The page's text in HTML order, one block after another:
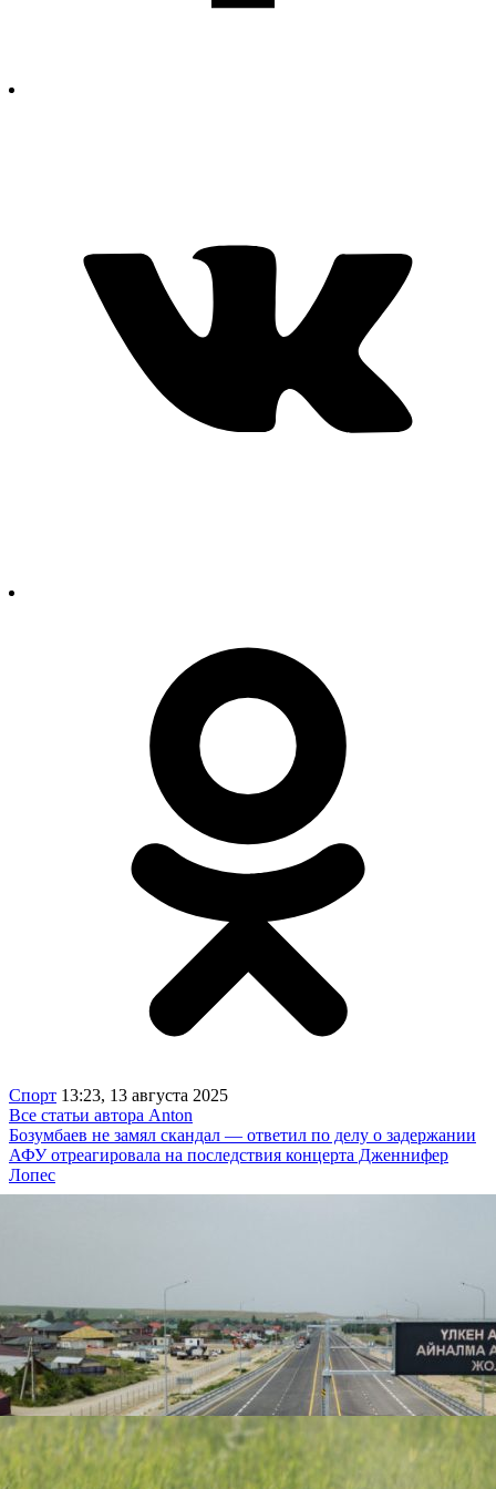
Спорт 13:23, 13 августа 2025
Все статьи автора Anton
Бозумбаев не замял скандал — ответил по делу о задержании
АФУ отреагировала на последствия концерта Дженнифер
Лопес